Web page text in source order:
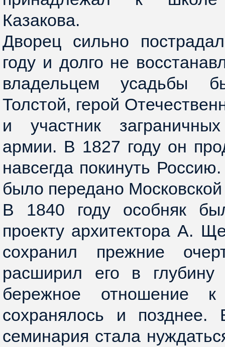
Казакова.
Дворец сильно
году и долго не
владельцем усадьбы
Толстой, герой
и участник
армии. В 1827 году он
навсегда покинуть
было передано
В 1840 году особняк
проекту архитектора А.
сохранил прежние
расширил его в глубину
бережное отношение
сохранялось и позднее.
семинария стала